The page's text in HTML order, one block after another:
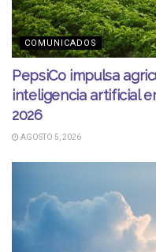
COMUNICADOS
PepsiCo impulsa
inteligencia artificial
2026
AGOSTO 5, 2026